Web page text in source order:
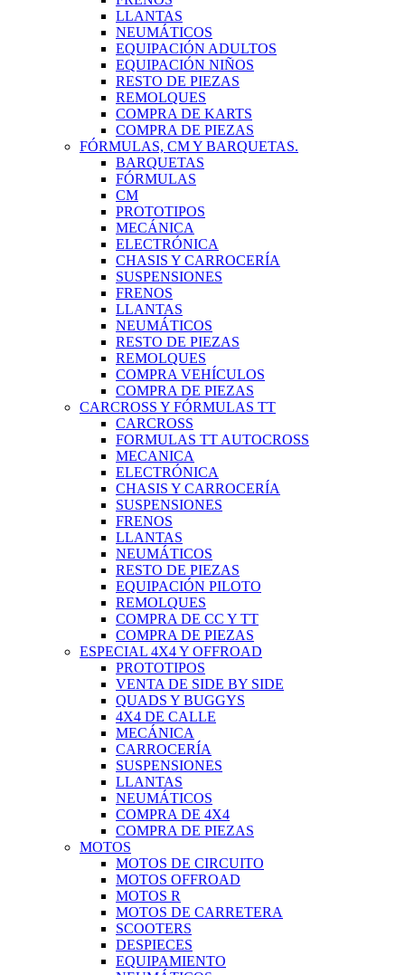
LLANTAS
NEUMÁTICOS
EQUIPACIÓN ADULTOS
EQUIPACIÓN NIÑOS
RESTO DE PIEZAS
REMOLQUES
COMPRA DE KARTS
COMPRA DE PIEZAS
FÓRMULAS, CM Y BARQUETAS.
BARQUETAS
FÓRMULAS
CM
PROTOTIPOS
MECÁNICA
ELECTRÓNICA
CHASIS Y CARROCERÍA
SUSPENSIONES
FRENOS
LLANTAS
NEUMÁTICOS
RESTO DE PIEZAS
REMOLQUES
COMPRA VEHÍCULOS
COMPRA DE PIEZAS
CARCROSS Y FÓRMULAS TT
CARCROSS
FORMULAS TT AUTOCROSS
MECANICA
ELECTRÓNICA
CHASIS Y CARROCERÍA
SUSPENSIONES
FRENOS
LLANTAS
NEUMÁTICOS
RESTO DE PIEZAS
EQUIPACIÓN PILOTO
REMOLQUES
COMPRA DE CC Y TT
COMPRA DE PIEZAS
ESPECIAL 4X4 Y OFFROAD
PROTOTIPOS
VENTA DE SIDE BY SIDE
QUADS Y BUGGYS
4X4 DE CALLE
MECÁNICA
CARROCERÍA
SUSPENSIONES
LLANTAS
NEUMÁTICOS
COMPRA DE 4X4
COMPRA DE PIEZAS
MOTOS
MOTOS DE CIRCUITO
MOTOS OFFROAD
MOTOS R
MOTOS DE CARRETERA
SCOOTERS
DESPIECES
EQUIPAMIENTO